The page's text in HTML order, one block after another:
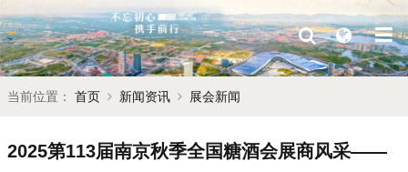
当前位置： 首页 新闻资讯 展会新闻
2025第113届南京秋季全国糖酒会展商风采——